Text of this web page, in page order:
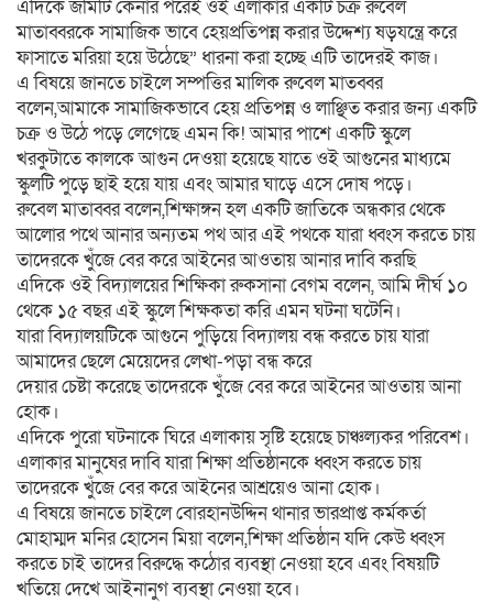
এদিকে জমিটি কেনার পরেই ওই এলাকার একটি চক্র রুবেল
মাতাব্বরকে সামাজিক ভাবে হেয়প্রতিপন্ন করার উদ্দেশ্য ষড়যন্ত্রে করে
ফাসাতে মরিয়া হয়ে উঠেছে” ধারনা করা হচ্ছে এটি তাদেরই কাজ।
এ বিষয়ে জানতে চাইলে সম্পত্তির মালিক রুবেল মাতব্বর
বলেন,আমাকে সামাজিকভাবে হেয় প্রতিপন্ন ও লাঞ্ছিত করার জন্য একটি
চক্র ও উঠে পড়ে লেগেছে এমন কি! আমার পাশে একটি স্কুলে
খরকুটাতে কালকে আগুন দেওয়া হয়েছে যাতে ওই আগুনের মাধ্যমে
স্কুলটি পুড়ে ছাই হয়ে যায় এবং আমার ঘাড়ে এসে দোষ পড়ে।
রুবেল মাতাব্বর বলেন,শিক্ষাঙ্গন হল একটি জাতিকে অন্ধকার থেকে
আলোর পথে আনার অন্যতম পথ আর এই পথকে যারা ধ্বংস করতে চায়
তাদেরকে খুঁজে বের করে আইনের আওতায় আনার দাবি করছি
এদিকে ওই বিদ্যালয়ের শিক্ষিকা রুকসানা বেগম বলেন, আমি দীর্ঘ ১০
থেকে ১৫ বছর এই স্কুলে শিক্ষকতা করি এমন ঘটনা ঘটেনি।
যারা বিদ্যালয়টিকে আগুনে পুড়িয়ে বিদ্যালয় বন্ধ করতে চায় যারা
আমাদের ছেলে মেয়েদের লেখা-পড়া বন্ধ করে
দেয়ার চেষ্টা করেছে তাদেরকে খুঁজে বের করে আইনের আওতায় আনা
হোক।
এদিকে পুরো ঘটনাকে ঘিরে এলাকায় সৃষ্টি হয়েছে চাঞ্চল্যকর পরিবেশ।
এলাকার মানুষের দাবি যারা শিক্ষা প্রতিষ্ঠানকে ধ্বংস করতে চায়
তাদেরকে খুঁজে বের করে আইনের আশ্রয়েও আনা হোক।
এ বিষয়ে জানতে চাইলে বোরহানউদ্দিন থানার ভারপ্রাপ্ত কর্মকর্তা
মোহাম্মদ মনির হোসেন মিয়া বলেন,শিক্ষা প্রতিষ্ঠান যদি কেউ ধ্বংস
করতে চাই তাদের বিরুদ্ধে কঠোর ব্যবস্থা নেওয়া হবে এবং বিষয়টি
খতিয়ে দেখে আইনানুগ ব্যবস্থা নেওয়া হবে।